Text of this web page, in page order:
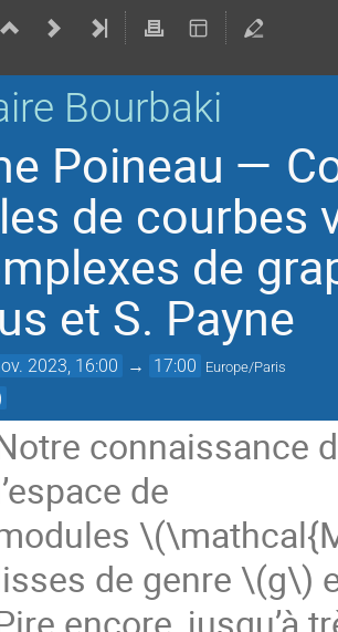
Bourbaki
Poineau —
de courbes
de
et S. Payne
2023, 16:00 → 17:00 Europe/Paris
connaissance
de
de genre \(g\)